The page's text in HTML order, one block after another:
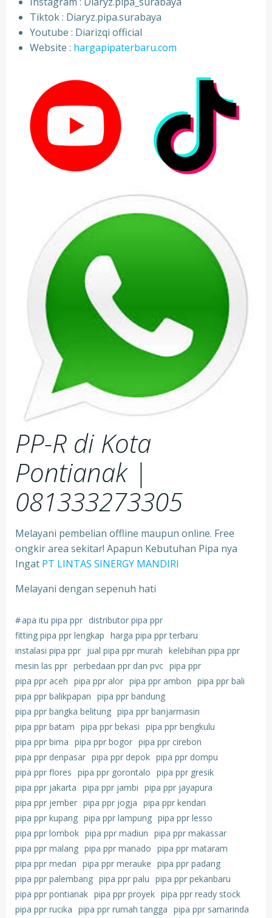
⁠Tiktok : Diaryz.pipa.surabaya
⁠Youtube : Diarizqi official
⁠Website : hargapipaterbaru.com
PP-R di Kota
Pontianak |
081333273305
Melayani pembelian offline maupun online. Free
ongkir area sekitar! Apapun Kebutuhan Pipa nya
Ingat PT LINTAS SINERGY MANDIRI
Melayani dengan sepenuh hati
#apa itu pipa ppr distributor pipa ppr
fitting pipa ppr lengkap harga pipa ppr terbaru
instalasi pipa ppr jual pipa ppr murah kelebihan pipa ppr
mesin las ppr perbedaan ppr dan pvc pipa ppr
pipa ppr aceh pipa ppr alor pipa ppr ambon pipa ppr bali
pipa ppr balikpapan pipa ppr bandung
pipa ppr bangka belitung pipa ppr banjarmasin
pipa ppr batam pipa ppr bekasi pipa ppr bengkulu
pipa ppr bima pipa ppr bogor pipa ppr cirebon
pipa ppr denpasar pipa ppr depok pipa ppr dompu
pipa ppr flores pipa ppr gorontalo pipa ppr gresik
pipa ppr jakarta pipa ppr jambi pipa ppr jayapura
pipa ppr jember pipa ppr jogja pipa ppr kendari
pipa ppr kupang pipa ppr lampung pipa ppr lesso
pipa ppr lombok pipa ppr madiun pipa ppr makassar
pipa ppr malang pipa ppr manado pipa ppr mataram
pipa ppr medan pipa ppr merauke pipa ppr padang
pipa ppr palembang pipa ppr palu pipa ppr pekanbaru
pipa ppr pontianak pipa ppr proyek pipa ppr ready stock
pipa ppr rucika pipa ppr rumah tangga pipa ppr samarinda